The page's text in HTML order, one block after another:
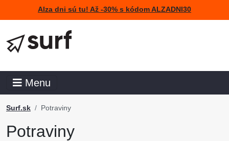
Alza dni sú tu! Až -30% s kódom ALZADNI30
Menu
Surf.sk Potraviny
Potraviny